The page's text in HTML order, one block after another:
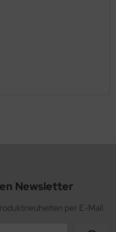
Newsletter
per E-Mail